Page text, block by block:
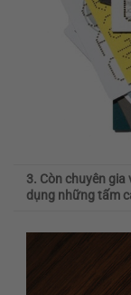
3. Còn chuyên
dụng những tấm